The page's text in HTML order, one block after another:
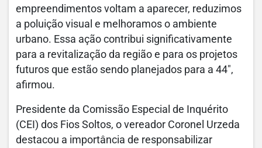
empreendimentos voltam a aparecer, reduzimos
a poluição visual e melhoramos o ambiente
urbano. Essa ação contribui significativamente
para a revitalização da região e para os projetos
futuros que estão sendo planejados para a 44",
afirmou.
Presidente da Comissão Especial de Inquérito
(CEI) dos Fios Soltos, o vereador Coronel Urzeda
destacou a importância de responsabilizar